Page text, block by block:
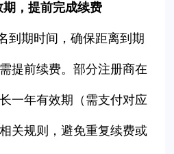
，提前完成续费
到期时间，确保距离到期
提前续费。部分注册商在
一年有效期（需支付对应
关规则，避免重复续费或